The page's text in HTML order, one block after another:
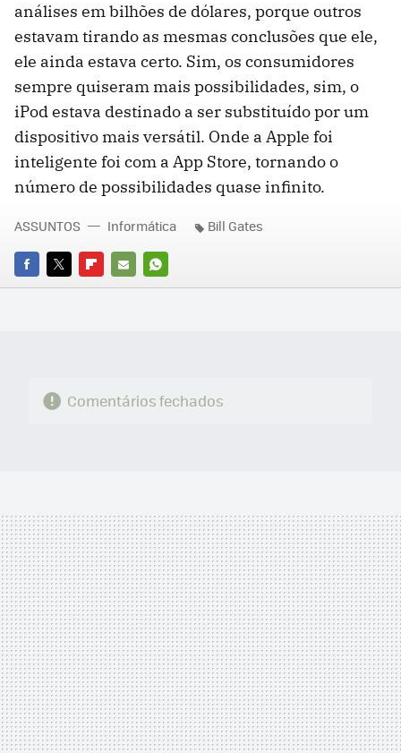
análises em bilhões de dólares, porque outros
estavam tirando as mesmas conclusões que ele,
ele ainda estava certo. Sim, os consumidores
sempre quiseram mais possibilidades, sim, o
iPod estava destinado a ser substituído por um
dispositivo mais versátil. Onde a Apple foi
inteligente foi com a App Store, tornando o
número de possibilidades quase infinito.
FACEBOOK
TWITTERFLIPBOARD
E-
WHATSAPP
ASSUNTOS Informática Bill Gates
Comentários fechados